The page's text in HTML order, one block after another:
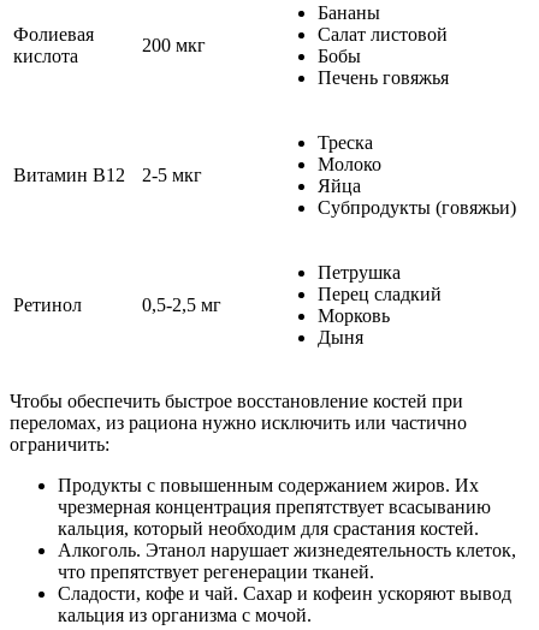
Фолиевая
кислота
200 мкг
Бананы
Салат листовой
Бобы
Печень говяжья
Витамин В12 2-5 мкг
Треска
Молоко
Яйца
Субпродукты (говяжьи)
Ретинол 0,5-2,5 мг
Петрушка
Перец сладкий
Морковь
Дыня
Чтобы обеспечить быстрое восстановление костей при
переломах, из рациона нужно исключить или частично
ограничить:
Продукты с повышенным содержанием жиров. Их
чрезмерная концентрация препятствует всасыванию
кальция, который необходим для срастания костей.
Алкоголь. Этанол нарушает жизнедеятельность клеток,
что препятствует регенерации тканей.
Сладости, кофе и чай. Сахар и кофеин ускоряют вывод
кальция из организма с мочой.